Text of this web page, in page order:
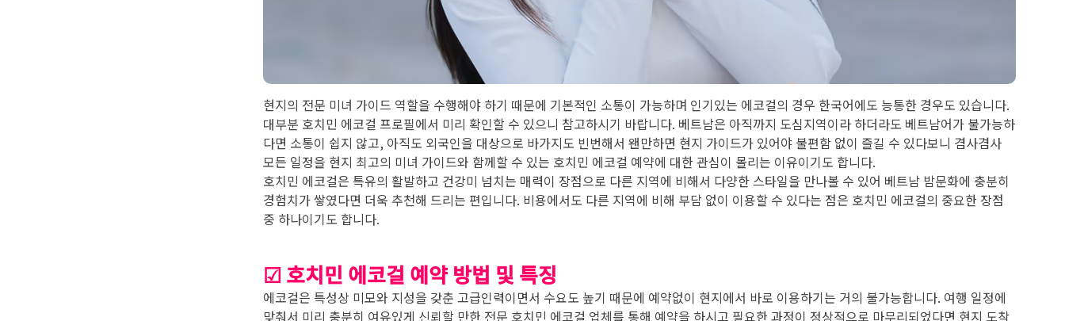
현지의 전문 미녀 가이드 역할을 수행해야 하기 때문에 기본적인 소통이 가능하며 인기있는 에코걸의 경우 한국어에도 능통한 경우도 있습니다.
대부분 호치민 에코걸 프로필에서 미리 확인할 수 있으니 참고하시기 바랍니다. 베트남은 아직까지 도심지역이라 하더라도 베트남어가 불가능하
다면 소통이 쉽지 않고, 아직도 외국인을 대상으로 바가지도 빈번해서 왠만하면 현지 가이드가 있어야 불편함 없이 즐길 수 있다보니 겸사겸사
모든 일정을 현지 최고의 미녀 가이드와 함께할 수 있는 호치민 에코걸 예약에 대한 관심이 몰리는 이유이기도 합니다.
호치민 에코걸은 특유의 활발하고 건강미 넘치는 매력이 장점으로 다른 지역에 비해서 다양한 스타일을 만나볼 수 있어 베트남 밤문화에 충분히
경험치가 쌓였다면 더욱 추천해 드리는 편입니다. 비용에서도 다른 지역에 비해 부담 없이 이용할 수 있다는 점은 호치민 에코걸의 중요한 장점
중 하나이기도 합니다.
☑ 호치민 에코걸 예약 방법 및 특징
에코걸은 특성상 미모와 지성을 갖춘 고급인력이면서 수요도 높기 때문에 예약없이 현지에서 바로 이용하기는 거의 불가능합니다. 여행 일정에
맞춰서 미리 충분히 여유있게 신뢰할 만한 전문 호치민 에코걸 업체를 통해 예약을 하시고 필요한 과정이 정상적으로 마무리되었다면 현지 도착